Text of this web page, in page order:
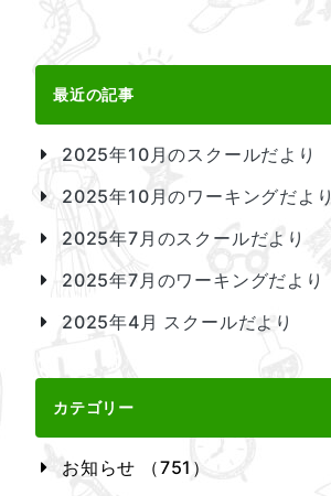
最近の記事
2025年10月のスクールだより
2025年10月のワーキングだより
2025年7月のスクールだより
2025年7月のワーキングだより
2025年4月 スクールだより
カテゴリー
お知らせ （751）